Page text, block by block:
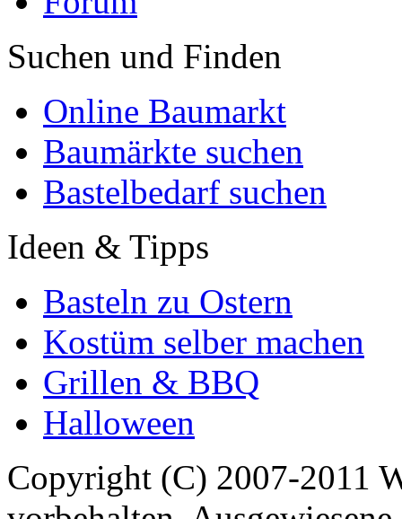
Suchen und Finden
Online Baumarkt
Baumärkte suchen
Bastelbedarf suchen
Ideen & Tipps
Basteln zu Ostern
Kostüm selber machen
Grillen & BBQ
Halloween
Copyright (C) 2007-2011